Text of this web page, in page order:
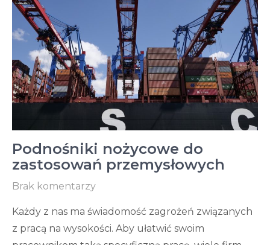
Podnośniki nożycowe do
zastosowań przemysłowych
Brak komentarzy
Każdy z nas ma świadomość zagrożeń związanych
z pracą na wysokości. Aby ułatwić swoim